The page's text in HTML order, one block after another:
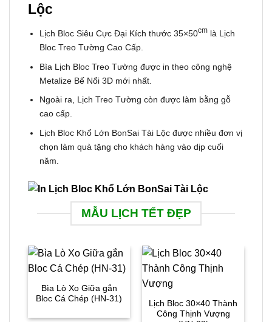
Lộc
Lịch Bloc Siêu Cực Đại Kích thước 35×50cmlà Lịch
Bloc Treo Tường Cao Cấp.
Bìa Lịch Bloc Treo Tường được in theo công nghệ
Metalize Bế Nổi 3D mới nhất.
Ngoài ra, Lịch Treo Tường còn được làm bằng gỗ
cao cấp.
Lịch Bloc Khổ Lớn BonSai Tài Lộc được nhiều đơn vị
chọn làm quà tặng cho khách hàng vào dịp cuối
năm.
MẪU LỊCH TẾT ĐẸP
Bìa Lò Xo Giữa gắn
Bloc Cá Chép (HN-31)
Lịch Bloc 30×40 Thành
Công Thịnh Vượng